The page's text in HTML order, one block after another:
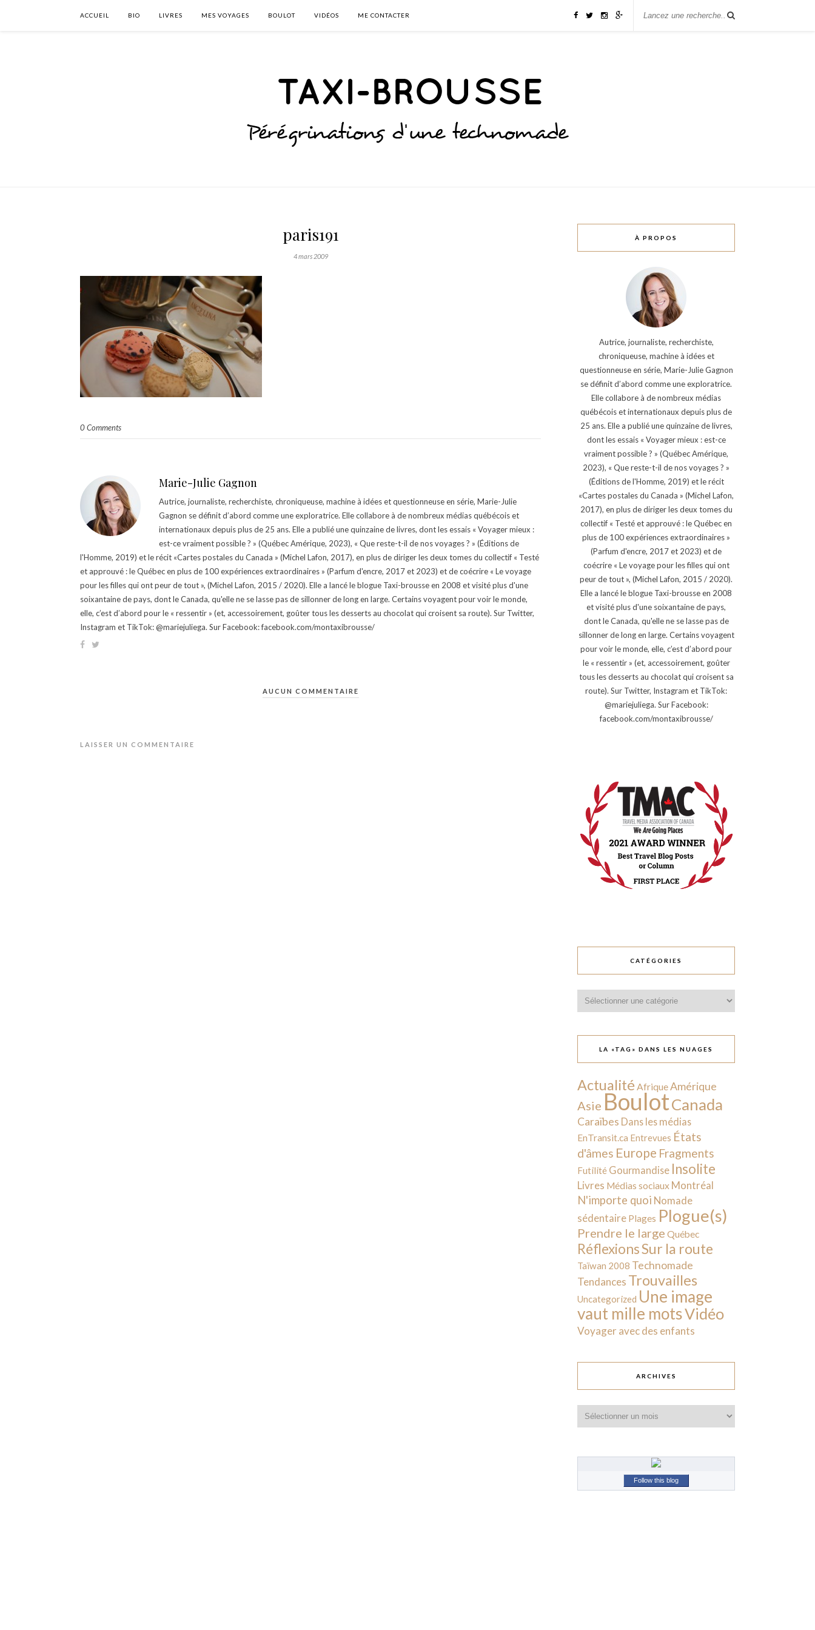
ACCUEIL BIO LIVRES MES VOYAGES BOULOT VIDÉOS ME CONTACTER
paris191
4 mars 2009
0 Comments
Marie-Julie Gagnon
Autrice, journaliste, recherchiste, chroniqueuse, machine à idées et questionneuse en série, Marie-Julie
Gagnon se définit d’abord comme une exploratrice. Elle collabore à de nombreux médias québécois et
internationaux depuis plus de 25 ans. Elle a publié une quinzaine de livres, dont les essais « Voyager mieux :
est-ce vraiment possible ? » (Québec Amérique, 2023), « Que reste-t-il de nos voyages ? » (Éditions de
l'Homme, 2019) et le récit «Cartes postales du Canada » (Michel Lafon, 2017), en plus de diriger les deux tomes du collectif « Testé
et approuvé : le Québec en plus de 100 expériences extraordinaires » (Parfum d'encre, 2017 et 2023) et de coécrire « Le voyage
pour les filles qui ont peur de tout », (Michel Lafon, 2015 / 2020). Elle a lancé le blogue Taxi-brousse en 2008 et visité plus d'une
soixantaine de pays, dont le Canada, qu'elle ne se lasse pas de sillonner de long en large. Certains voyagent pour voir le monde,
elle, c’est d’abord pour le « ressentir » (et, accessoirement, goûter tous les desserts au chocolat qui croisent sa route). Sur Twitter,
Instagram et TikTok: @mariejuliega. Sur Facebook: facebook.com/montaxibrousse/
AUCUN COMMENTAIRE
LAISSER UN COMMENTAIRE
À PROPOS
Autrice, journaliste, recherchiste,
chroniqueuse, machine à idées et
questionneuse en série, Marie-Julie Gagnon
se définit d’abord comme une exploratrice.
Elle collabore à de nombreux médias
québécois et internationaux depuis plus de
25 ans. Elle a publié une quinzaine de livres,
dont les essais « Voyager mieux : est-ce
vraiment possible ? » (Québec Amérique,
2023), « Que reste-t-il de nos voyages ? »
(Éditions de l'Homme, 2019) et le récit
«Cartes postales du Canada » (Michel Lafon,
2017), en plus de diriger les deux tomes du
collectif « Testé et approuvé : le Québec en
plus de 100 expériences extraordinaires »
(Parfum d'encre, 2017 et 2023) et de
coécrire « Le voyage pour les filles qui ont
peur de tout », (Michel Lafon, 2015 / 2020).
Elle a lancé le blogue Taxi-brousse en 2008
et visité plus d'une soixantaine de pays,
dont le Canada, qu'elle ne se lasse pas de
sillonner de long en large. Certains voyagent
pour voir le monde, elle, c’est d’abord pour
le « ressentir » (et, accessoirement, goûter
tous les desserts au chocolat qui croisent sa
route). Sur Twitter, Instagram et TikTok:
@mariejuliega. Sur Facebook:
facebook.com/montaxibrousse/
CATÉGORIES
LA «TAG» DANS LES NUAGES
Actualité AfriqueAmérique
Asie BoulotCanada
Caraïbes Dans les médias
EnTransit.ca Entrevues États
d'âmes Europe Fragments
Futilité Gourmandise Insolite
Livres Médias sociaux Montréal
N'importe quoi Nomade
sédentaire Plages Plogue(s)
Prendre le large Québec
RéflexionsSur la route
Taïwan 2008 Technomade
Tendances Trouvailles
Uncategorized Une image
vaut mille motsVidéo
Voyager avec des enfants
ARCHIVES
Follow this blog